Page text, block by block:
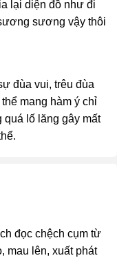
lại diện đồ như đi
sương vậy thôi
đùa vui, trêu đùa
mang hàm ý chỉ
quá lố lăng gây mất
đọc chệch cụm từ
mau lên, xuất phát